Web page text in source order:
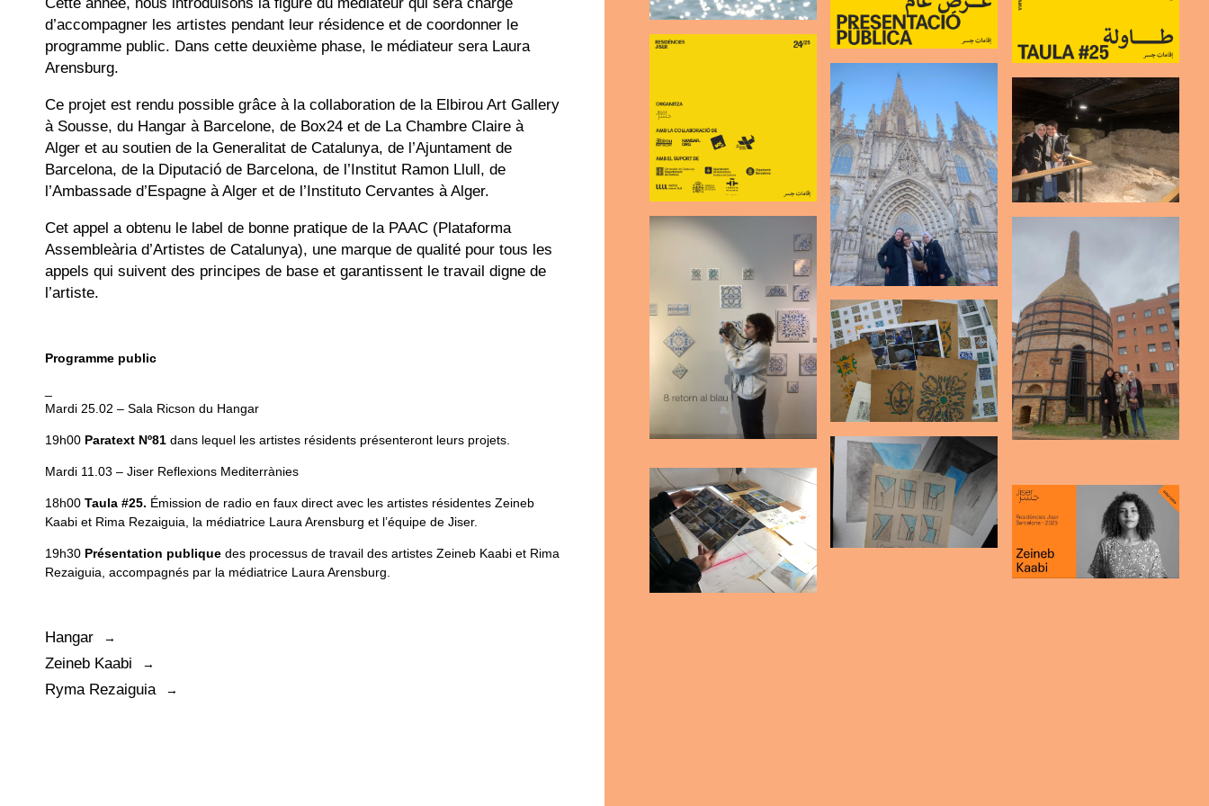
d’accompagner les artistes pendant leur résidence et de coordonner le
programme public. Dans cette deuxième phase, le médiateur sera Laura
Arensburg.
Ce projet est rendu possible grâce à la collaboration de la Elbirou Art Gallery
à Sousse, du Hangar à Barcelone, de Box24 et de La Chambre Claire à
Alger et au soutien de la Generalitat de Catalunya, de l’Ajuntament de
Barcelona, de la Diputació de Barcelona, de l’Institut Ramon Llull, de
l’Ambassade d’Espagne à Alger et de l’Instituto Cervantes à Alger.
Cet appel a obtenu le label de bonne pratique de la PAAC (Plataforma
Assembleària d’Artistes de Catalunya), une marque de qualité pour tous les
appels qui suivent des principes de base et garantissent le travail digne de
l’artiste.
Programme public
Mardi 25.02 – Sala Ricson du Hangar
19h00 Paratext Nº81 dans lequel les artistes résidents présenteront leurs projets.
Mardi 11.03 – Jiser Reflexions Mediterrànies
18h00 Taula #25. Émission de radio en faux direct avec les artistes résidentes Zeineb
Kaabi et Rima Rezaiguia, la médiatrice Laura Arensburg et l’équipe de Jiser.
19h30 Présentation publique des processus de travail des artistes Zeineb Kaabi et Rima
Rezaiguia, accompagnés par la médiatrice Laura Arensburg.
Hangar
Zeineb Kaabi
Ryma Rezaiguia